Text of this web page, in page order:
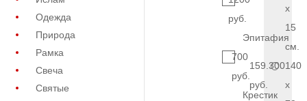
Одежда
Природа
Рамка
Свеча
Святые
руб.
Эпитафия
700
руб.
Крестик
x
15
см.
159.300
руб.
140
x